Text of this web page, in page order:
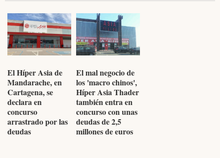
El Híper Asia de
Mandarache, en
Cartagena, se
declara en
concurso
arrastrado por las
deudas
El mal negocio de
los 'macro chinos',
Híper Asia Thader
también entra en
concurso con unas
deudas de 2,5
millones de euros